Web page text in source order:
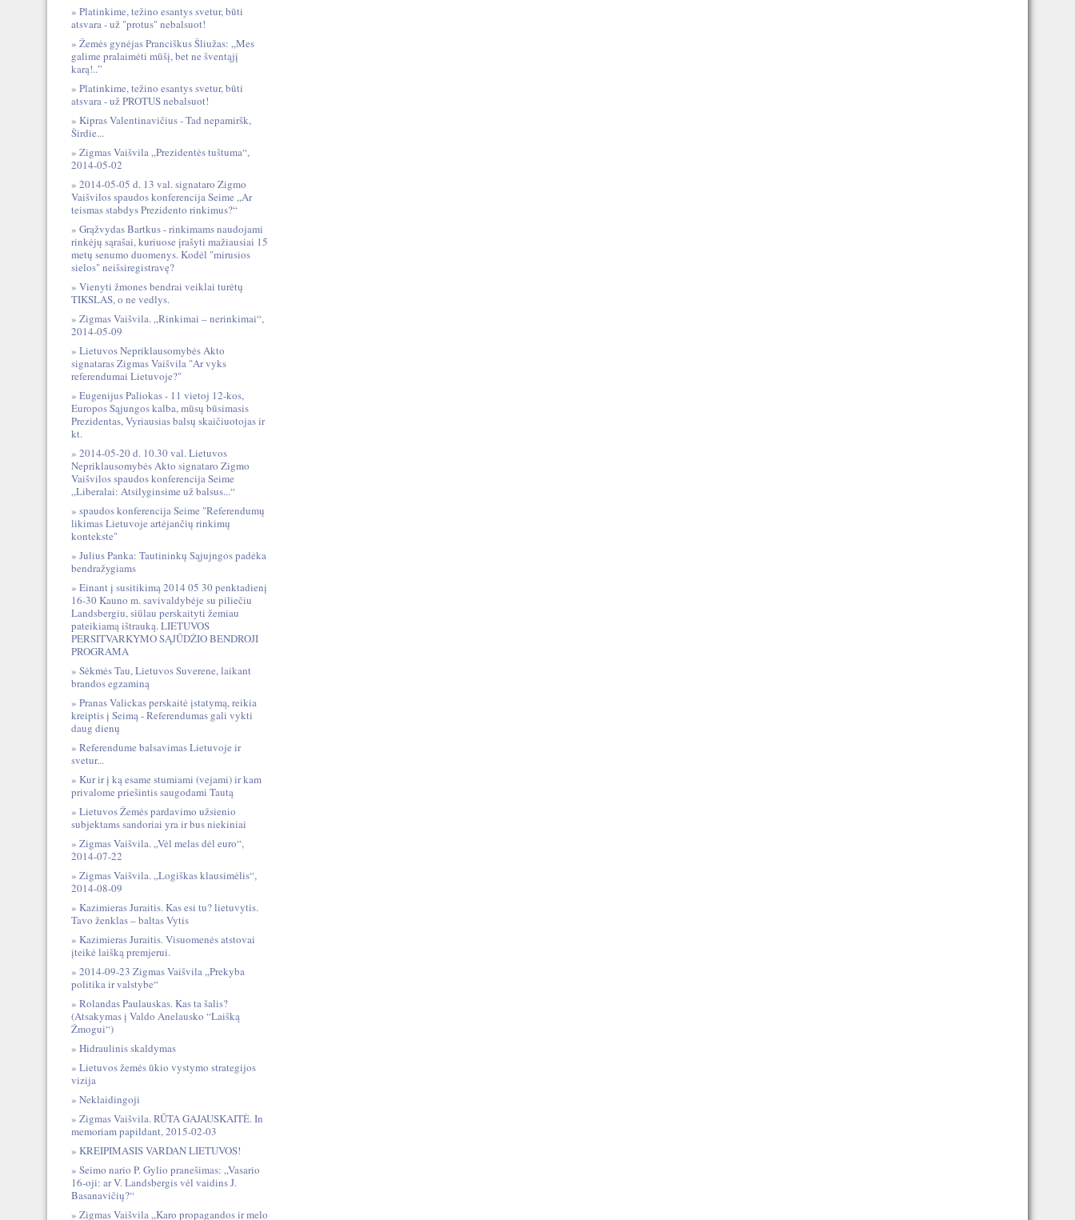
Platinkime, težino esantys svetur, būti
atsvara - už "protus" nebalsuot!
Žemės gynėjas Pranciškus Šliužas: „Mes
galime pralaimėti mūšį, bet ne šventąjį
karą!..”
Platinkime, težino esantys svetur, būti
atsvara - už PROTUS nebalsuot!
Kipras Valentinavičius - Tad nepamiršk,
Širdie...
Zigmas Vaišvila „Prezidentės tuštuma“,
2014-05-02
2014-05-05 d. 13 val. signataro Zigmo
Vaišvilos spaudos konferencija Seime „Ar
teismas stabdys Prezidento rinkimus?“
Grąžvydas Bartkus - rinkimams naudojami
rinkėjų sąrašai, kuriuose įrašyti mažiausiai 15
metų senumo duomenys. Kodėl "mirusios
sielos" neišsiregistravę?
Vienyti žmones bendrai veiklai turėtų
TIKSLAS, o ne vedlys.
Zigmas Vaišvila. „Rinkimai – nerinkimai“,
2014-05-09
Lietuvos Nepriklausomybės Akto
signataras Zigmas Vaišvila "Ar vyks
referendumai Lietuvoje?"
Eugenijus Paliokas - 11 vietoj 12-kos,
Europos Sąjungos kalba, mūsų būsimasis
Prezidentas, Vyriausias balsų skaičiuotojas ir
kt.
2014-05-20 d. 10.30 val. Lietuvos
Nepriklausomybės Akto signataro Zigmo
Vaišvilos spaudos konferencija Seime
„Liberalai: Atsilyginsime už balsus...“
spaudos konferencija Seime "Referendumų
likimas Lietuvoje artėjančių rinkimų
kontekste"
Julius Panka: Tautininkų Sąjujngos padėka
bendražygiams
Einant į susitikimą 2014 05 30 penktadienį
16-30 Kauno m. savivaldybėje su piliečiu
Landsbergiu, siūlau perskaityti žemiau
pateikiamą ištrauką. LIETUVOS
PERSITVARKYMO SĄJŪDŽIO BENDROJI
PROGRAMA
Sėkmės Tau, Lietuvos Suverene, laikant
brandos egzaminą
Pranas Valickas perskaitė įstatymą, reikia
kreiptis į Seimą - Referendumas gali vykti
daug dienų
Referendume balsavimas Lietuvoje ir
svetur...
Kur ir į ką esame stumiami (vejami) ir kam
privalome priešintis saugodami Tautą
Lietuvos Žemės pardavimo užsienio
subjektams sandoriai yra ir bus niekiniai
Zigmas Vaišvila. „Vėl melas dėl euro“,
2014-07-22
Zigmas Vaišvila. „Logiškas klausimėlis“,
2014-08-09
Kazimieras Juraitis. Kas esi tu? lietuvytis.
Tavo ženklas – baltas Vytis
Kazimieras Juraitis. Visuomenės atstovai
įteikė laišką premjerui.
2014-09-23 Zigmas Vaišvila „Prekyba
politika ir valstybe“
Rolandas Paulauskas. Kas ta šalis?
(Atsakymas į Valdo Anelausko “Laišką
Žmogui“)
Hidraulinis skaldymas
Lietuvos žemės ūkio vystymo strategijos
vizija
Neklaidingoji
Zigmas Vaišvila. RŪTA GAJAUSKAITĖ. In
memoriam papildant, 2015-02-03
KREIPIMASIS VARDAN LIETUVOS!
Seimo nario P. Gylio pranešimas: „Vasario
16-oji: ar V. Landsbergis vėl vaidins J.
Basanavičių?“
Zigmas Vaišvila „Karo propagandos ir melo